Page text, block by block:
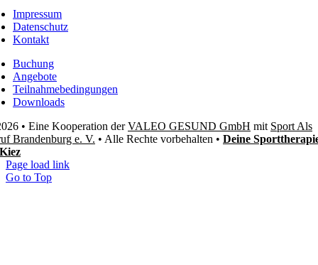
Impressum
Datenschutz
Kontakt
Buchung
Angebote
Teilnahmebedingungen
Downloads
• Eine Kooperation derVALEO GESUND GmbH mit Sport Als
Brandenburg e. V. • Alle Rechte vorbehalten • Deine
Page load link
Go to Top